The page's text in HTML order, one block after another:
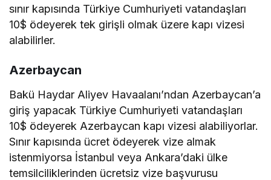
sınır kapısında Türkiye Cumhuriyeti vatandaşları
10$ ödeyerek tek girişli olmak üzere kapı vizesi
alabilirler.
Azerbaycan
Bakü Haydar Aliyev Havaalanı’ndan Azerbaycan’a
giriş yapacak Türkiye Cumhuriyeti vatandaşları
10$ ödeyerek Azerbaycan kapı vizesi alabiliyorlar.
Sınır kapısında ücret ödeyerek vize almak
istenmiyorsa İstanbul veya Ankara’daki ülke
temsilciliklerinden ücretsiz vize başvurusu